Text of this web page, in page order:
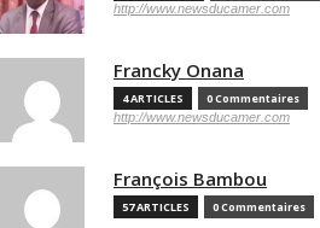
http://www.newsducamer.com
Francky Onana
4 ARTICLES 0 Commentaires
http://www.newsducamer.com
François Bambou
57 ARTICLES 0 Commentaires